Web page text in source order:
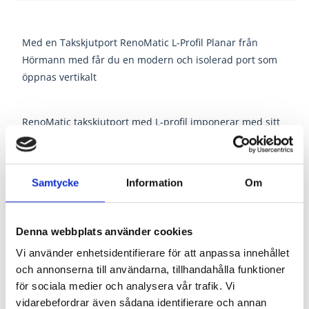
Samtycke Information Om
Denna webbplats använder cookies
Vi använder enhetsidentifierare för att anpassa innehållet
och annonserna till användarna, tillhandahålla funktioner
för sociala medier och analysera vår trafik. Vi
vidarebefordrar även sådana identifierare och annan
Med en Takskjutport RenoMatic L-Profil Planar från
Hörmann med får du en modern och isolerad port som
öppnas vertikalt
RenoMatic takskjutport med L-profil imponerar med sitt
stora sektionsindelade parti och den moderna matta
ytan i Matt deluxe-kulörer.
Bra värmeisolering
behagligt tyst tack vare de 42 mm tjocka sektionerna.
Sektionerna har en polyesterlackerad utsida .
Dragfjäderpaketet med det patenterade fjäder-i-fjäder-
systemet eller torsionsfjädern med beprövad
fjädersäkerhets-anordning skyddar portbladen från att